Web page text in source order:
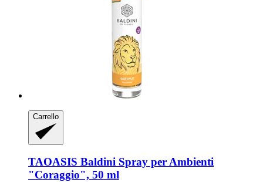
Carrello
TAOASIS Baldini Spray per Ambienti
"Coraggio", 50 ml